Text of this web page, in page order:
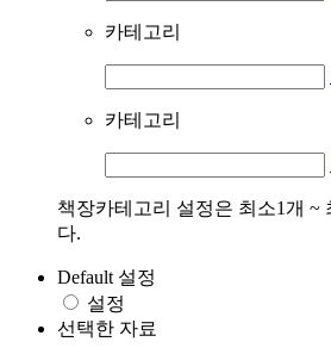
카테고리
카테고리
책장카테고리 설정은 최소1개 ~
다.
Default 설정
설정
선택한 자료